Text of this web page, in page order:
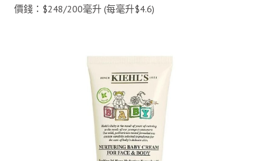
價錢：$248/200毫升 (每毫升$4.6)